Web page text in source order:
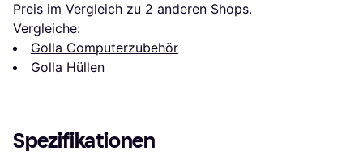
Preis im Vergleich zu 2 anderen Shops.
Vergleiche:
Golla Computerzubehör
Golla Hüllen
Spezifikationen